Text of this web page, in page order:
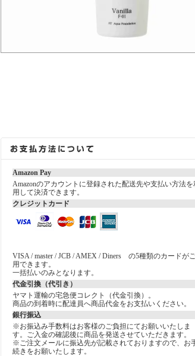
Amazon Pay
Amazonのアカウントに登録された配送先や支払い方法を
用して決済できます。
クレジットカード
VISA / master / JCB / AMEX / Diners の5種類のカードが
用できます。
一括払いのみとなります。
代金引換（代引き）
ヤマト運輸の宅急便コレクト（代金引換）。
商品の到着時に配達員へ商品代金をお支払いください。
銀行振込
※お振込み手数料はお客様のご負担にてお願いいたしま
す。ご入金の確認後に商品を発送させていただきます。
※ご注文メールに振込先が記載されておりますので、お
続きをお願いたします。